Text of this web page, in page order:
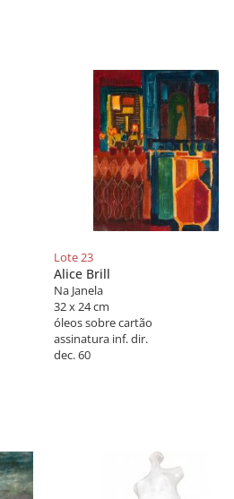
Lote 23
Alice Brill
Na Janela
32 x 24 cm
óleos sobre cartão
assinatura inf. dir.
dec. 60